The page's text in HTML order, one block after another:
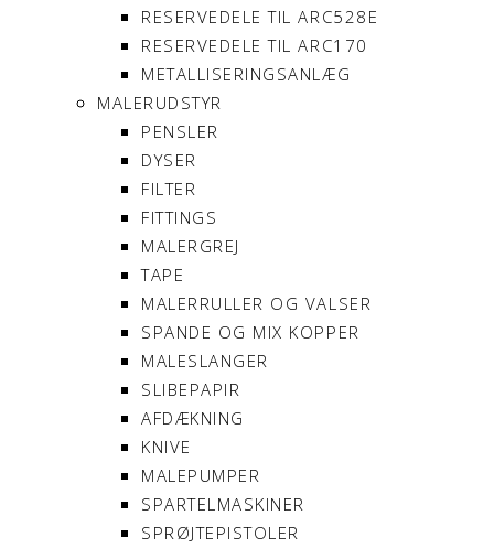
RESERVEDELE TIL ARC528E
RESERVEDELE TIL ARC170
METALLISERINGSANLÆG
MALERUDSTYR
PENSLER
DYSER
FILTER
FITTINGS
MALERGREJ
TAPE
MALERRULLER OG VALSER
SPANDE OG MIX KOPPER
MALESLANGER
SLIBEPAPIR
AFDÆKNING
KNIVE
MALEPUMPER
SPARTELMASKINER
SPRØJTEPISTOLER